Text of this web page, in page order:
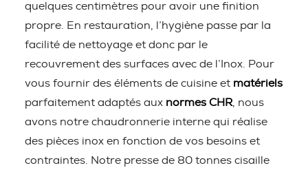
quelques centimètres pour avoir une finition
propre. En restauration, l’hygiène passe par la
facilité de nettoyage et donc par le
recouvrement des surfaces avec de l’Inox. Pour
vous fournir des éléments de cuisine et matériels
parfaitement adaptés aux normes CHR , nous
avons notre chaudronnerie interne qui réalise
des pièces inox en fonction de vos besoins et
contraintes. Notre presse de 80 tonnes cisaille